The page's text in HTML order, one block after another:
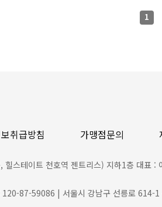
1
취급방침 가맹점문의
힐스테이트 천호역 젠트리스) 지하1층 대
87-59086 | 서울시 강남구 선릉로 614-1